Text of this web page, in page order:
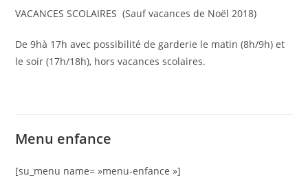
VACANCES SCOLAIRES (Sauf vacances de Noël 2018)
De 9hà 17h avec possibilité de garderie le matin (8h/9h) et
le soir (17h/18h), hors vacances scolaires.
Menu enfance
[su_menu name= »menu-enfance »]